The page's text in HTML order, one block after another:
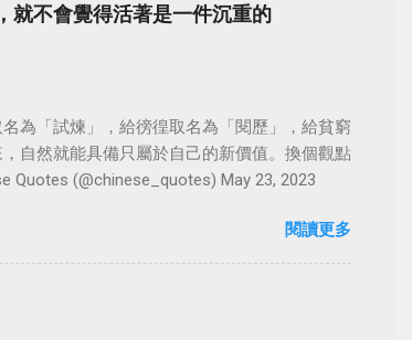
就不會覺得活著是一件沉重的
為「試煉」，給徬徨取名為「閱歷」，給貧窮
自然就能具備只屬於自己的新價值。換個觀點
(@chinese_quotes) May 23, 2023
閱讀更多